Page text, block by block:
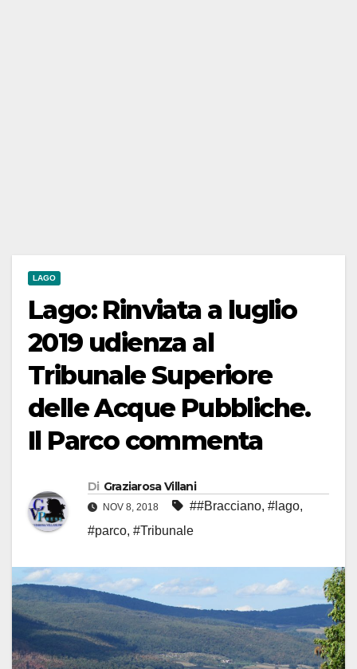
LAGO
Lago: Rinviata a luglio
2019 udienza al
Tribunale Superiore
delle Acque Pubbliche.
Il Parco commenta
Di Graziarosa Villani
NOV 8, 2018 ##Bracciano, #lago,
#parco, #Tribunale